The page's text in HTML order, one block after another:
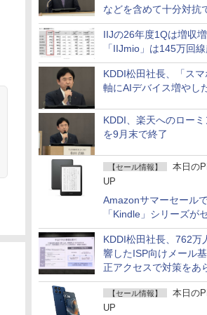
などを含めて十分対抗
る」
IIJの26年度1Qは増収増
「IIJmio」は145万回
KDDI松田社長、「スマ
軸にAIデバイス増やし
KDDI、楽天へのロー
を9月末で終了
【セール情報】
本日の
UP
Amazonサマーセール
「Kindle」シリーズが
KDDI松田社長、762万
響したISP向けメール
正アクセスで対策をあ
て説明
【セール情報】
本日の
UP